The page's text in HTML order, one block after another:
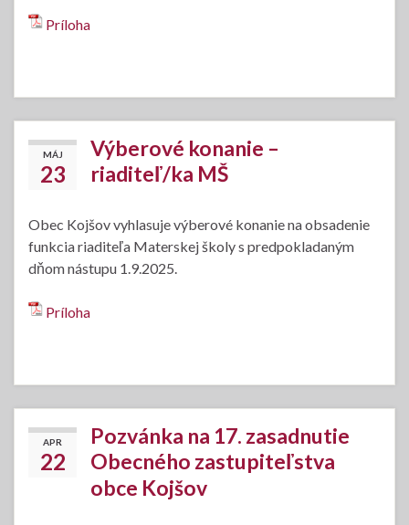
Príloha
MÁJ
23
Výberové konanie –
riaditeľ/ka MŠ
Obec Kojšov vyhlasuje výberové konanie na obsadenie
funkcia riaditeľa Materskej školy s predpokladaným
dňom nástupu 1.9.2025.
Príloha
APR
22
Pozvánka na 17. zasadnutie
Obecného zastupiteľstva
obce Kojšov